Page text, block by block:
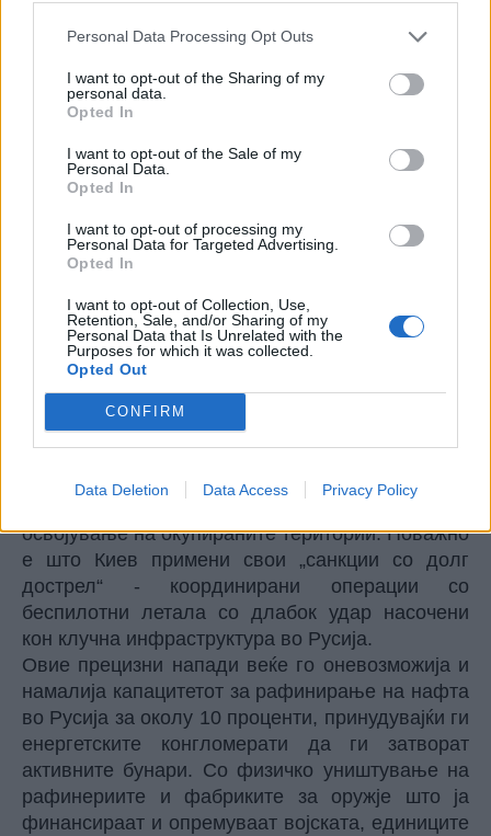
Personal Data Processing Opt Outs
I want to opt-out of the Sharing of my
personal data.
Opted In
I want to opt-out of the Sale of my
Personal Data.
Opted In
I want to opt-out of processing my
Personal Data for Targeted Advertising.
Opted In
I want to opt-out of Collection, Use,
Retention, Sale, and/or Sharing of my
Personal Data that Is Unrelated with the
Purposes for which it was collected.
Opted Out
CONFIRM
Data Deletion Data Access Privacy Policy
Овој внатрешен економски пад директно влијае
на моралот на населението. Соочен со
и широко распространет воен замор кај
цивилите, рускиот претседател Владимир
домашниот наратив.
Кремљ значително ги засили нападите со
врз Киев, надевајќи се дека спектакуларното
воздушно бомбардирање вештачки ќе го
зголеми рејтингот на Путин дома и ќе ја убеди
длабоко песимистичната руска јавност дека
Москва сè уште има стратешка предност.
Сепак, оваа медиумска кампања сè повеќе е
поткопана од сопствените контрастратегии на
Украина.
Во текот на изминатата година, вооружените
сили на Украина спроведоа успешни
освојување на окупираните територии. Поважно
е што Киев примени свои „санкции со долг
дострел“ - координирани операции со
беспилотни летала со длабок удар насочени
кон клучна инфраструктура во Русија.
Овие прецизни напади веќе го оневозможија и
намалија капацитетот за рафинирање на нафта
во Русија за околу 10 проценти, принудувајќи ги
енергетските конгломерати да ги затворат
активните бунари. Со физичко уништување на
рафинериите и фабриките за оружје што ја
финансираат и опремуваат војската, единиците